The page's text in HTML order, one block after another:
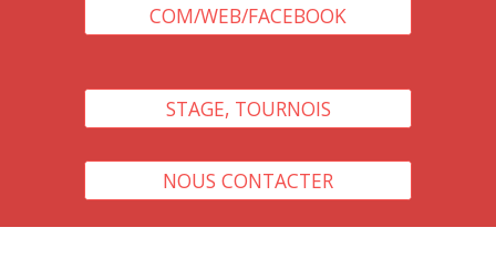
COM/WEB/FACEBOOK
STAGE, TOURNOIS
NOUS CONTACTER